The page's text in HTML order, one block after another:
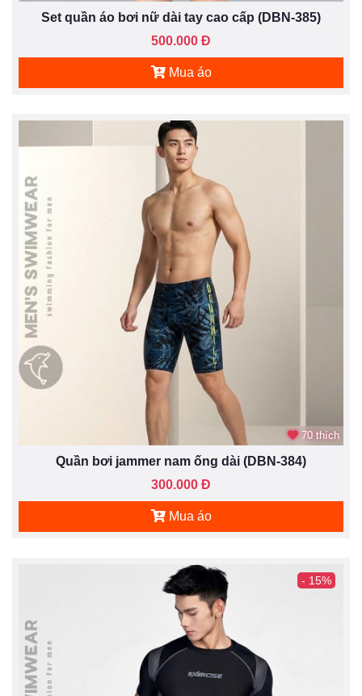
Set quần áo bơi nữ dài tay cao cấp (DBN-385)
500.000 Đ
Mua áo
70 thích
Quần bơi jammer nam ống dài (DBN-384)
300.000 Đ
Mua áo
- 15%